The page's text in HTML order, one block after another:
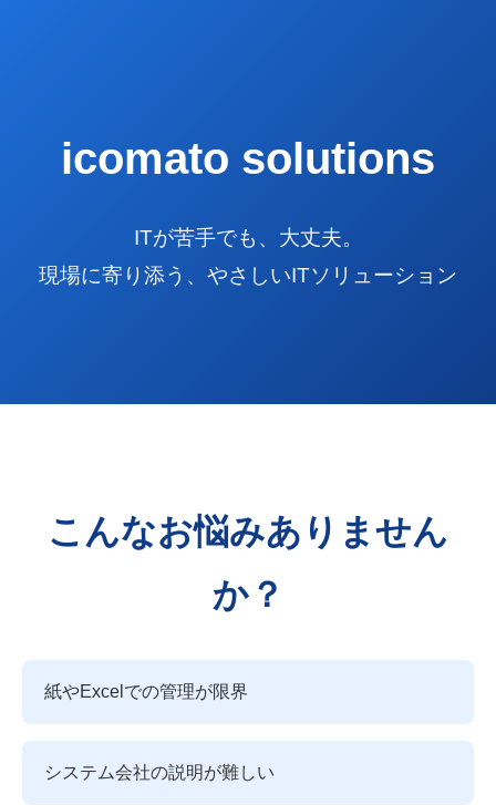
icomato solutions
ITが苦手でも、大丈夫。
現場に寄り添う、やさしいITソリューション
こんなお悩みありません
か？
紙やExcelでの管理が限界
システム会社の説明が難しい